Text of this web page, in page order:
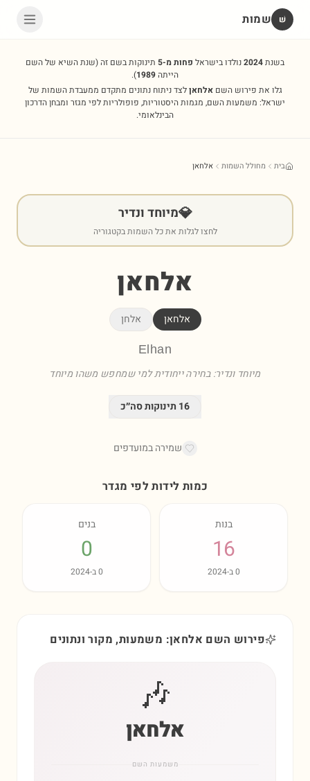
שׁ שמות
בשנת2024נולדו בישראל פחות מ-5 תינוקות בשם זה(שנת השיא של השם
הייתה1989
).
גלו את פירוש השםאלחאןלצד ניתוח נתונים מתקדם ממעבדת השמות של
ישראל: משמעות השם, מגמות היסטוריות, פופולריות לפי מגזר ומבחן הדרכון
הבינלאומי.
בית מחולל השמות אלחאן
💎מיוחד ונדיר
לחצו לגלות את כל השמות בקטגוריה
אלחאן
אלחאן אלחן
Elhan
מיוחד ונדיר: בחירה ייחודית למי שמחפש משהו מיוחד
16 תינוקות סה״כ
שמירה במועדפים
כמות לידות לפי מגדר
בנות
16
0ב-2024
בנים
0
0ב-2024
פירוש השם אלחאן: משמעות, מקור ונתונים
🎶
אלחאן
משמעות השם